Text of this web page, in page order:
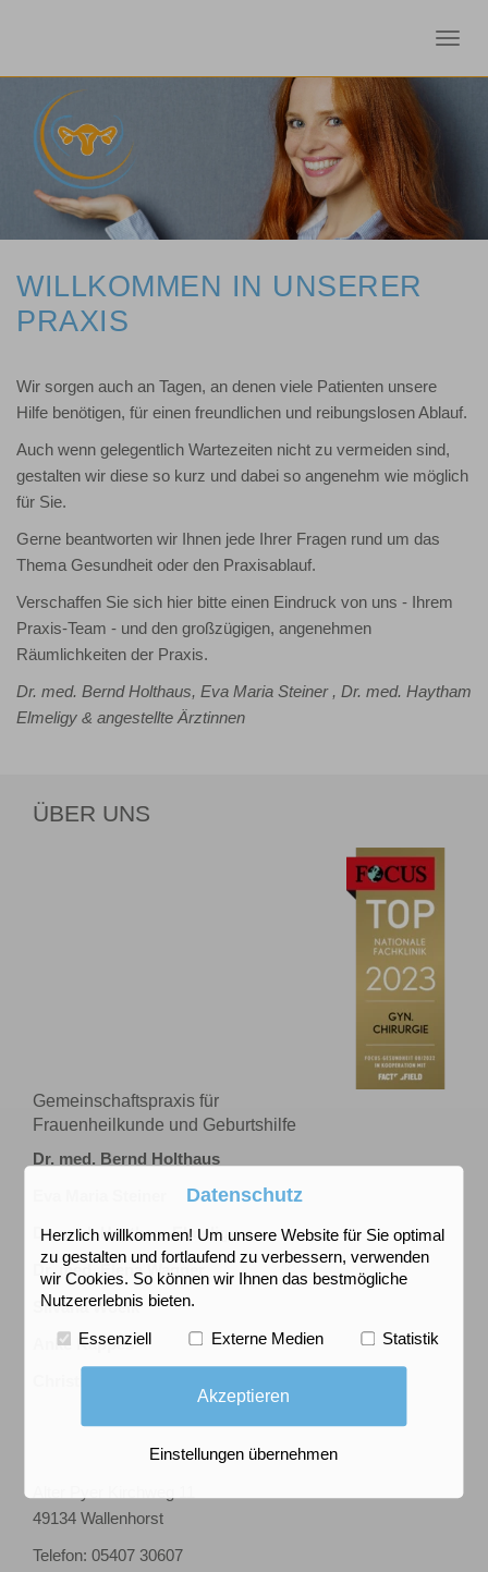
WILLKOMMEN IN UNSERER
PRAXIS
Wir sorgen auch an Tagen, an denen viele Patienten unsere
Hilfe benötigen, für einen freundlichen und reibungslosen Ablauf.
Auch wenn gelegentlich Wartezeiten nicht zu vermeiden sind,
gestalten wir diese so kurz und dabei so angenehm wie möglich
für Sie.
Gerne beantworten wir Ihnen jede Ihrer Fragen rund um das
Thema Gesundheit oder den Praxisablauf.
Verschaffen Sie sich hier bitte einen Eindruck von uns - Ihrem
Praxis-Team - und den großzügigen, angenehmen
Räumlichkeiten der Praxis.
Dr. med. Bernd Holthaus, Eva Maria Steiner , Dr. med. Haytham
Elmeligy & angestellte Ärztinnen
ÜBER UNS
Gemeinschaftspraxis für
Frauenheilkunde und Geburtshilfe
Dr. med. Bernd Holthaus
Dr. med. Haytham Elmeligy
Dr. med. Elena Wagner
Silvana Woelk
Anke Kappes
49134 Wallenhorst
Telefon: 05407 30607
Datenschutz
Herzlich willkommen! Um unsere Website für Sie optimal
zu gestalten und fortlaufend zu verbessern, verwenden
wir Cookies. So können wir Ihnen das bestmögliche
Nutzererlebnis bieten.
Essenziell Externe Medien Statistik
Akzeptieren
Einstellungen übernehmen